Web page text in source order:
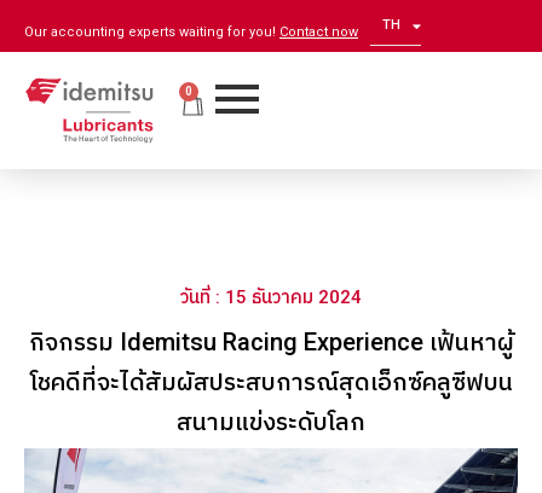
Our accounting experts waiting for you! Contact now TH
EN
0
วันที่ : 15 ธันวาคม 2024
กิจกรรม Idemitsu Racing Experience เฟ้นหาผู้
โชคดีที่จะได้สัมผัสประสบการณ์สุดเอ็กซ์คลูซีฟบน
สนามแข่งระดับโลก